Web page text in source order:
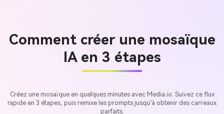
Comment créer une mosaïque
IA en 3 étapes
Créez une mosaïque en quelques minutes avec Media.io. Suivez ce flux
rapide en 3 étapes, puis remixe les prompts jusqu’à obtenir des carreaux
parfaits.